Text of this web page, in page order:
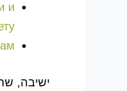
и
ישיבה,